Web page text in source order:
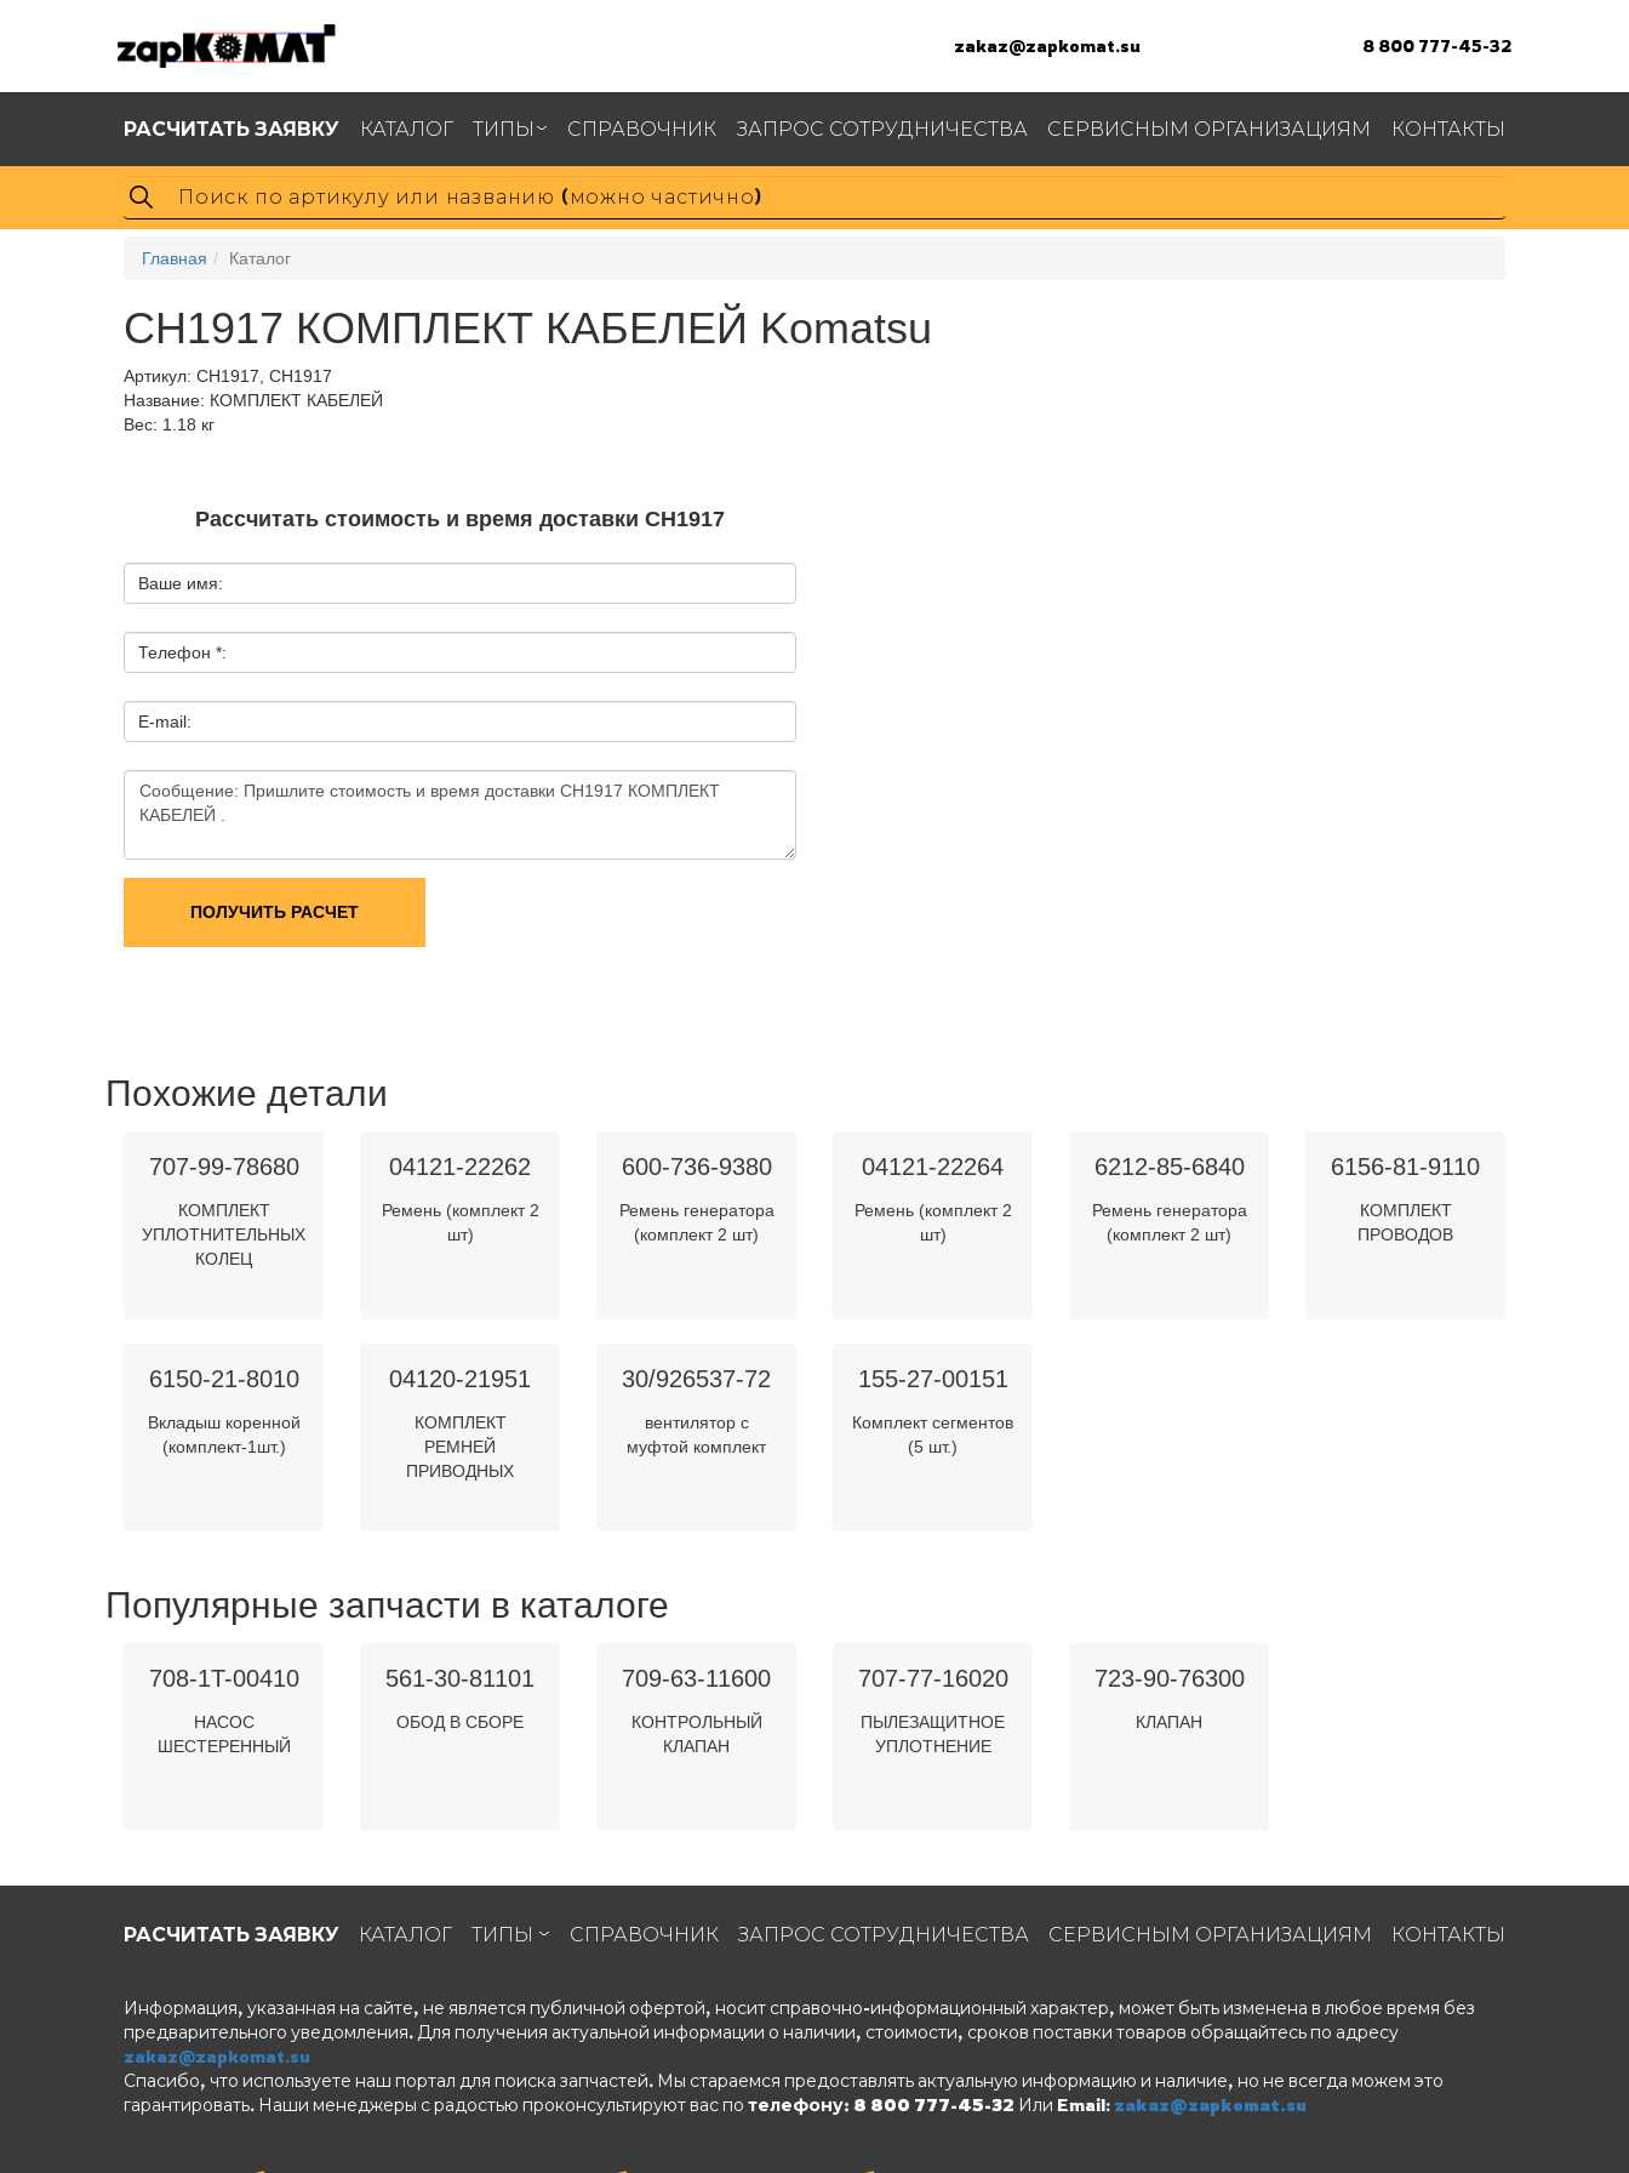
zakaz@zapkomat.su 8 800 777-45-32
РАСЧИТАТЬ ЗАЯВКУ КАТАЛОГ ТИПЫ СПРАВОЧНИК ЗАПРОС СОТРУДНИЧЕСТВА СЕРВИСНЫМ ОРГАНИЗАЦИЯМ КОНТАКТЫ
Главная Каталог
CH1917 КОМПЛЕКТ КАБЕЛЕЙ Komatsu
Артикул: CH1917, CH1917
Название: КОМПЛЕКТ КАБЕЛЕЙ
Вес: 1.18 кг
Рассчитать стоимость и время доставки CH1917
Ваше имя:
Телефон *:
E-mail:
ПОЛУЧИТЬ РАСЧЕТ
Похожие детали
707-99-78680
КОМПЛЕКТ
УПЛОТНИТЕЛЬНЫХ
КОЛЕЦ
04121-22262
Ремень (комплект 2
шт)
600-736-9380
Ремень генератора
(комплект 2 шт)
04121-22264
Ремень (комплект 2
шт)
6212-85-6840
Ремень генератора
(комплект 2 шт)
6156-81-9110
КОМПЛЕКТ
ПРОВОДОВ
6150-21-8010
Вкладыш коренной
(комплект-1шт.)
04120-21951
КОМПЛЕКТ
РЕМНЕЙ
ПРИВОДНЫХ
30/926537-72
вентилятор с
муфтой комплект
155-27-00151
Комплект сегментов
(5 шт.)
Популярные запчасти в каталоге
708-1T-00410
НАСОС
ШЕСТЕРЕННЫЙ
561-30-81101
ОБОД В СБОРЕ
709-63-11600
КОНТРОЛЬНЫЙ
КЛАПАН
707-77-16020
ПЫЛЕЗАЩИТНОЕ
УПЛОТНЕНИЕ
723-90-76300
КЛАПАН
РАСЧИТАТЬ ЗАЯВКУ КАТАЛОГ ТИПЫ СПРАВОЧНИК ЗАПРОС СОТРУДНИЧЕСТВА СЕРВИСНЫМ ОРГАНИЗАЦИЯМ КОНТАКТЫ
Информация, указанная на сайте, не является публичной офертой, носит справочно-информационный характер, может быть изменена в любое время без
предварительного уведомления. Для получения актуальной информации о наличии, стоимости, сроков поставки товаров обращайтесь по адресу
zakaz@zapkomat.su
Спасибо, что используете наш портал для поиска запчастей. Мы стараемся предоставлять актуальную информацию и наличие, но не всегда можем это
гарантировать. Наши менеджеры с радостью проконсультируют вас по телефону: 8 800 777-45-32 Или Email: zakaz@zapkomat.su